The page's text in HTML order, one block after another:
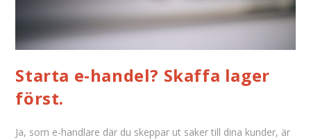
Starta e-handel? Skaffa lager
först.
Ja, som e-handlare där du skeppar ut saker till dina kunder, är